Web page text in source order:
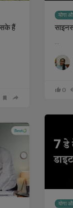
हैं
योगा
…
0
योगा